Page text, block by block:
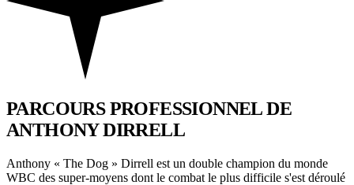
PARCOURS PROFESSIONNELDE
ANTHONY DIRRELL
Anthony « The Dog » Dirrell est un double champion du monde
WBC des super-moyens dont le combat le plus difficile s'est déroulé